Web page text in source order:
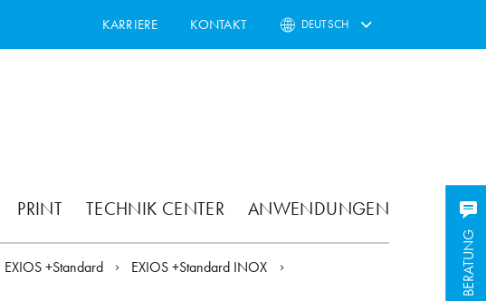
KARRIERE KONTAKT DEUTSCH
PRINT TECHNIK CENTER ANWENDUNGEN
BERATUNG
BERATUNG
EXIOS +Standard
EXIOS +Standard INOX